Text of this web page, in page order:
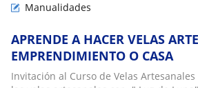
Manualidades
APRENDE A HACER VELAS
EMPRENDIMIENTO O CASA
Invitación al Curso de Velas